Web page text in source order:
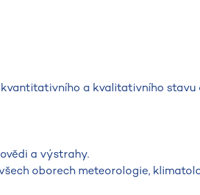
a kvalitativního
a výstrahy.
oborech meteorologie,